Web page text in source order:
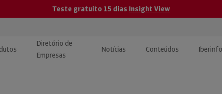
Teste gratuito 15 dias Insight View
Diretório de
Empresas
Notícias Conteúdos